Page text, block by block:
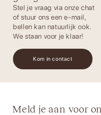
Stel je vraag via onze chat
of stuur ons een e-mail,
bellen kan natuurlijk ook.
We staan voor je klaar!
Kom in contact
Meld je aan voor